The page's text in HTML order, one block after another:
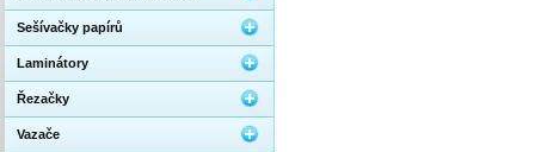
Sešívačky papírů
Laminátory
Řezačky
Vazače